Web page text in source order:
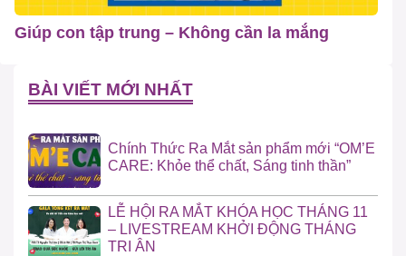
Giúp con tập trung – Không cần la mắng
BÀI VIẾT MỚI NHẤT
Chính Thức Ra Mắt sản phẩm mới “OM’E
CARE: Khỏe thể chất, Sáng tinh thần”
LỄ HỘI RA MẮT KHÓA HỌC THÁNG 11
– LIVESTREAM KHỞI ĐỘNG THÁNG
TRI ÂN